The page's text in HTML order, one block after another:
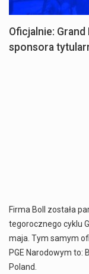
Oficjalnie:
sponsora
Firma Boll została
tegorocznego cyklu
maja. Tym samym
PGE Narodowym to:
Poland.